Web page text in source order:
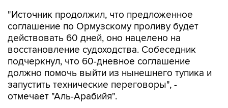
"Источник продолжил, что предложенное
соглашение по Ормузскому проливу будет
действовать 60 дней, оно нацелено на
восстановление судоходства. Собеседник
подчеркнул, что 60-дневное соглашение
должно помочь выйти из нынешнего тупика и
запустить технические переговоры", -
отмечает "Аль-Арабийя".